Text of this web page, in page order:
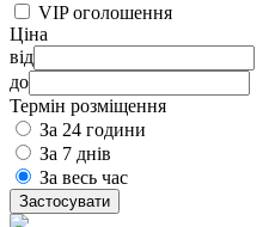
VIP оголошення
Ціна
від
до
Термін розміщення
За 24 години
За 7 днів
За весь час
Застосувати